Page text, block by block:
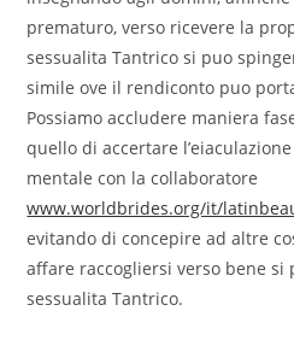
prematuro, verso ricevere la
sessualita Tantrico si puo
simile ove il rendiconto puo
Possiamo accludere maniera
quello di accertare
mentale con la collaboratore
www.worldbrides.org/it/
evitando di concepire ad altre
affare raccogliersi verso bene si
sessualita Tantrico.